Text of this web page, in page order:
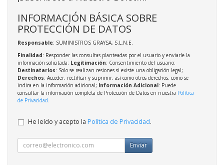
INFORMACIÓN BÁSICA SOBRE
PROTECCIÓN DE DATOS
Responsable: SUMINISTROS GRAYSA, S.L.N.E.
Finalidad: Responder las consultas planteadas por el usuario y enviarle la
información solicitada; Legitimación: Consentimiento del usuario;
Destinatarios: Solo se realizan cesiones si existe una obligación legal;
Derechos: Acceder, rectificar y suprimir, así como otros derechos, como se
indica en la información adicional; Información Adicional: Puede
consultar la información completa de Protección de Datos en nuestra Política
de Privacidad.
He leído y acepto la Política de Privacidad.
Enviar